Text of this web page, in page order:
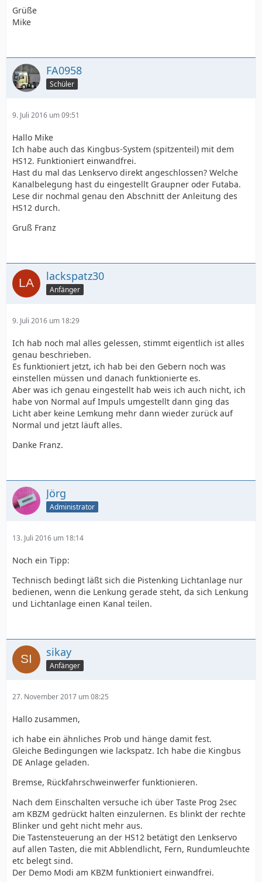
Grüße
Mike
FA0958
Schüler
9. Juli 2016 um 09:51
Hallo Mike
Ich habe auch das Kingbus-System (spitzenteil) mit dem
HS12. Funktioniert einwandfrei.
Hast du mal das Lenkservo direkt angeschlossen? Welche
Kanalbelegung hast du eingestellt Graupner oder Futaba.
Lese dir nochmal genau den Abschnitt der Anleitung des
HS12 durch.
Gruß Franz
lackspatz30
Anfänger
9. Juli 2016 um 18:29
Ich hab noch mal alles gelessen, stimmt eigentlich ist alles
genau beschrieben.
Es funktioniert jetzt, ich hab bei den Gebern noch was
einstellen müssen und danach funktionierte es.
Aber was ich genau eingestellt hab weis ich auch nicht, ich
habe von Normal auf Impuls umgestellt dann ging das
Licht aber keine Lemkung mehr dann wieder zurück auf
Normal und jetzt läuft alles.
Danke Franz.
Jörg
Administrator
13. Juli 2016 um 18:14
Noch ein Tipp:
Technisch bedingt läßt sich die Pistenking Lichtanlage nur
bedienen, wenn die Lenkung gerade steht, da sich Lenkung
und Lichtanlage einen Kanal teilen.
sikay
Anfänger
27. November 2017 um 08:25
Hallo zusammen,
ich habe ein ähnliches Prob und hänge damit fest.
Gleiche Bedingungen wie lackspatz. Ich habe die Kingbus
DE Anlage geladen.
Bremse, Rückfahrschweinwerfer funktionieren.
Nach dem Einschalten versuche ich über Taste Prog 2sec
am KBZM gedrückt halten einzulernen. Es blinkt der rechte
Blinker und geht nicht mehr aus.
Die Tastensteuerung an der HS12 betätigt den Lenkservo
auf allen Tasten, die mit Abblendlicht, Fern, Rundumleuchte
etc belegt sind.
Der Demo Modi am KBZM funktioniert einwandfrei.